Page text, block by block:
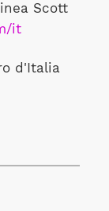
Scott
it
d'Italia